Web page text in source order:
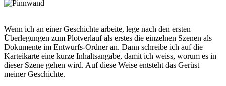
Wenn ich an einer Geschichte arbeite, lege nach den ersten
Überlegungen zum Plotverlauf als erstes die einzelnen Szenen als
Dokumente im Entwurfs-Ordner an. Dann schreibe ich auf die
Karteikarte eine kurze Inhaltsangabe, damit ich weiss, worum es in
dieser Szene gehen wird. Auf diese Weise entsteht das Gerüst
meiner Geschichte.